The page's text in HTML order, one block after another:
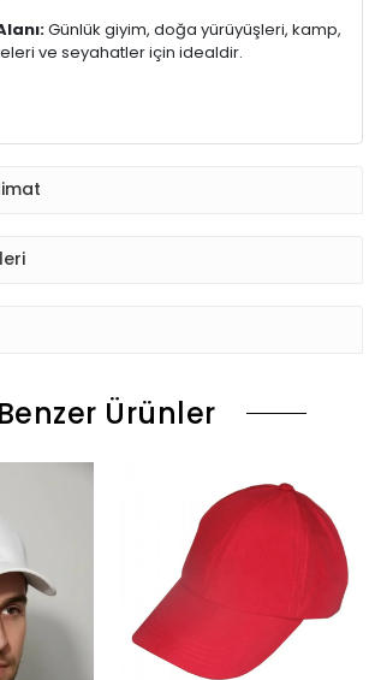
Günlük giyim, doğa yürüyüşleri, kamp,
ve seyahatler için idealdir.
Benzer Ürünler